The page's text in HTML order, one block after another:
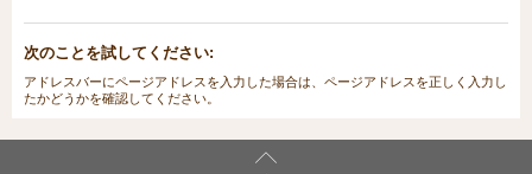
次のことを試してください:
アドレスバーにページアドレスを入力した場合は、ページアドレスを正しく入力し
たかどうかを確認してください。